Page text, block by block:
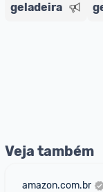
geladeira
Veja também
amazon.com.br